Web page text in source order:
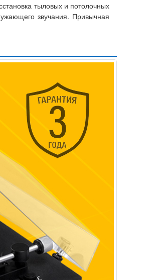
тыловых и потолочных
звучания. Привычная